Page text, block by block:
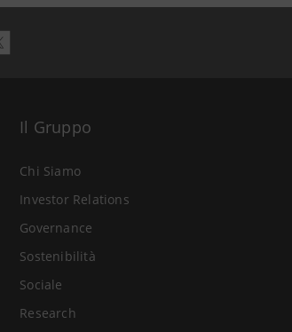
Il Gruppo
Chi Siamo
Investor Relations
Governance
Sostenibilità
Sociale
Research